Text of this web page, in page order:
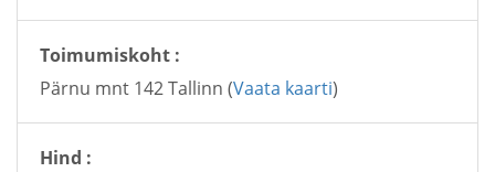
Toimumiskoht :
Pärnu mnt 142 Tallinn (Vaata kaarti)
Hind :